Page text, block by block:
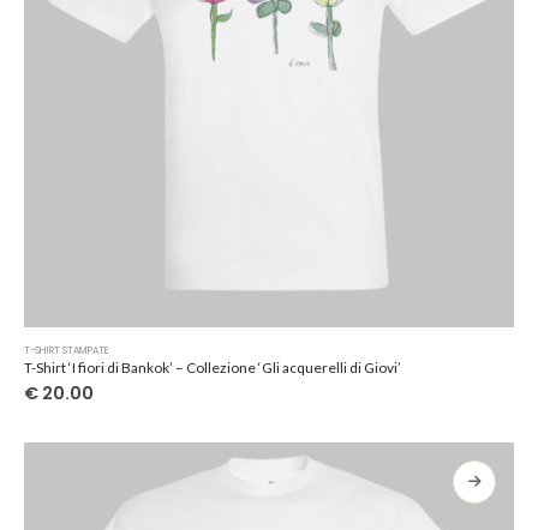
prodotto
ha
T-SHIRT STAMPATE
T-Shirt ‘I fiori di Bankok’ – Collezione ‘Gli acquerelli di Giovi’
€ 20.00